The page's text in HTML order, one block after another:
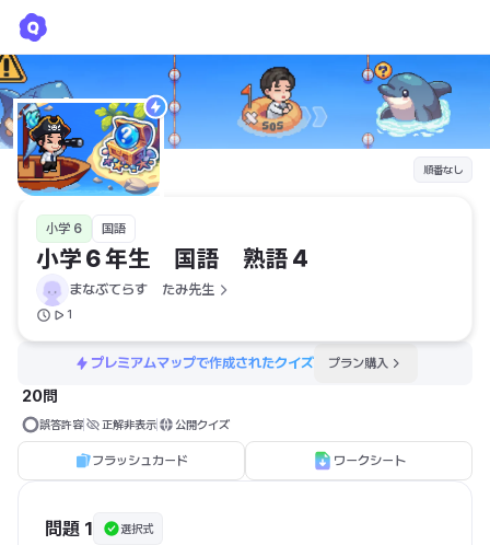
順番なし
小学 6 国語
小学６年生　国語　熟語４
まなぶてらす　たみ先生
1
プレミアムマップで作成されたクイズ プラン購入
20問
誤答許容 正解非表示 公開クイズ
フラッシュカード ワークシート
問題 1 選択式